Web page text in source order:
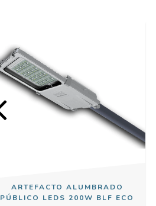
ARTEFACTO ALUMBRADO
PÚBLICO LEDS 200W BLF ECO